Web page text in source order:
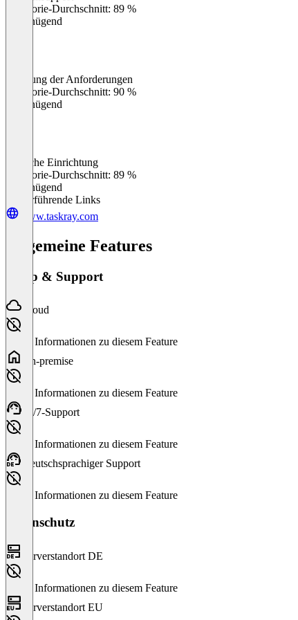
Kategorie-Durchschnitt: 89 %
Ungenügend
Erfüllung der Anforderungen
Kategorie-Durchschnitt: 90 %
Ungenügend
Einfache Einrichtung
Kategorie-Durchschnitt: 89 %
Ungenügend
Weiterführende Links
www.taskray.com
Allgemeine Features
Setup & Support
Cloud
Keine Informationen zu diesem Feature
On-premise
Keine Informationen zu diesem Feature
24/7-Support
Keine Informationen zu diesem Feature
Deutschsprachiger Support
Keine Informationen zu diesem Feature
Datenschutz
Serverstandort DE
Keine Informationen zu diesem Feature
Serverstandort EU